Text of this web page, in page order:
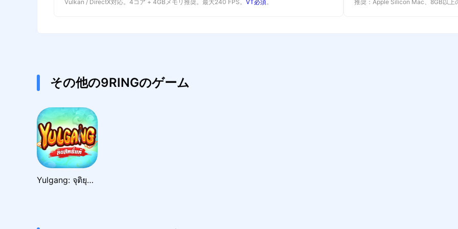
Vulkan / DirectX対応。4コア + 4GBメモリ推奨。最大240 FPS。 VT必須。 推奨：Apple Silicon Mac、8GB以上
その他の9RINGのゲーム
Yulgang: จุติยุทธภพเลือดใหม่